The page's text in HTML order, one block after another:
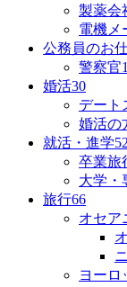
製薬会
電機メ
公務員のお
警察官
婚活30
デート
婚活の
就活・進学52
卒業旅
大学・
旅行66
オセア
ヨーロ